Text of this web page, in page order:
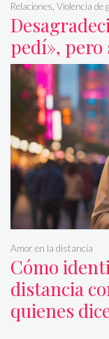
pedí», pero
Relaciones, Violencia de
Cómo
distancia
quienes
Amor en la distancia